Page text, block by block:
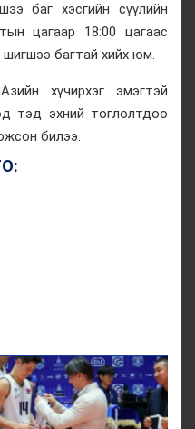
баг хэсгийн сүүлийн
цагаар 18:00 цагаас
багтай хийх юм.
хүчирхэг эмэгтэй
тэд эхний тоглолтдоо
билээ.